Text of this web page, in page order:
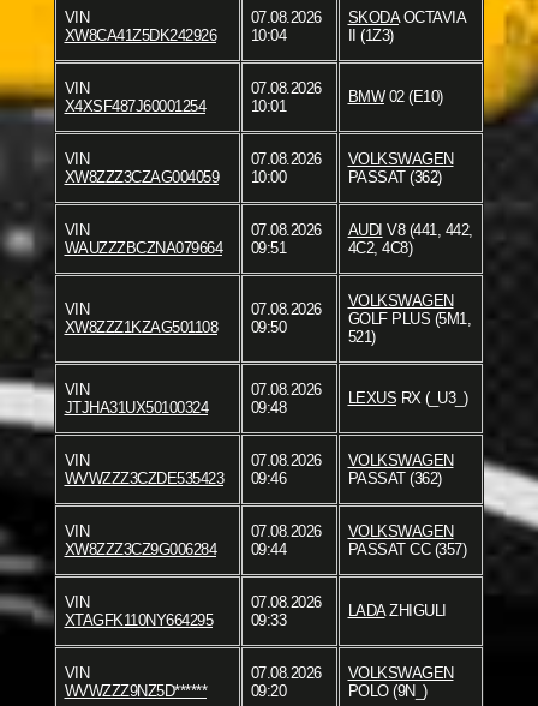
VIN
XW8CA41Z5DK242926
07.08.2026
10:04
SKODAOCTAVIA
II (1Z3)
VIN
X4XSF487J60001254
07.08.2026
10:01
BMW02 (E10)
VIN
XW8ZZZ3CZAG004059
07.08.2026
10:00
VOLKSWAGEN
PASSAT (362)
VIN
WAUZZZBCZNA079664
07.08.2026
09:51
AUDI V8 (441, 442,
4C2, 4C8)
VIN
XW8ZZZ1KZAG501108
07.08.2026
09:50
VOLKSWAGEN
GOLF PLUS (5M1,
521)
VIN
JTJHA31UX50100324
07.08.2026
09:48
LEXUS RX (_U3_)
VIN
WVWZZZ3CZDE535423
07.08.2026
09:46
VOLKSWAGEN
PASSAT (362)
VIN
XW8ZZZ3CZ9G006284
07.08.2026
09:44
VOLKSWAGEN
PASSAT CC (357)
VIN
XTAGFK110NY664295
07.08.2026
09:33
LADAZHIGULI
VIN
WVWZZZ9NZ5D******
07.08.2026
09:20
VOLKSWAGEN
POLO (9N_)